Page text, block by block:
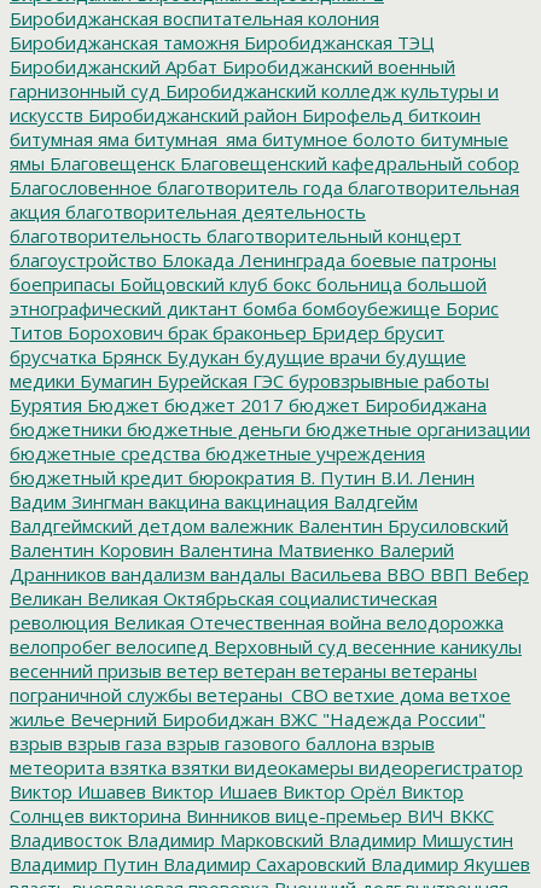
Биробиджанская воспитательная колония
Биробиджанская таможня Биробиджанская ТЭЦ
Биробиджанский Арбат Биробиджанский военный
гарнизонный суд Биробиджанский колледж культуры и
искусств Биробиджанский район Бирофельд биткоин
битумная яма битумная_яма битумное болото битумные
ямы Благовещенск Благовещенский кафедральный собор
Благословенное благотворитель года благотворительная
акция благотворительная деятельность
благотворительность благотворительный концерт
благоустройство Блокада Ленинграда боевые патроны
боеприпасы Бойцовский клуб бокс больница большой
этнографический диктант бомба бомбоубежище Борис
Титов Борохович брак браконьер Бридер брусит
брусчатка Брянск Будукан будущие врачи будущие
медики Бумагин Бурейская ГЭС буровзрывные работы
Бурятия Бюджет бюджет 2017 бюджет Биробиджана
бюджетники бюджетные деньги бюджетные организации
бюджетные средства бюджетные учреждения
бюджетный кредит бюрократия В. Путин В.И. Ленин
Вадим Зингман вакцина вакцинация Валдгейм
Валдгеймский детдом валежник Валентин Брусиловский
Валентин Коровин Валентина Матвиенко Валерий
Дранников вандализм вандалы Васильева ВВО ВВП Вебер
Великан Великая Октябрьская социалистическая
революция Великая Отечественная война велодорожка
велопробег велосипед Верховный суд весенние каникулы
весенний призыв ветер ветеран ветераны ветераны
пограничной службы ветераны_СВО ветхие дома ветхое
жилье Вечерний Биробиджан ВЖС "Надежда России"
взрыв взрыв газа взрыв газового баллона взрыв
метеорита взятка взятки видеокамеры видеорегистратор
Виктор Ишавев Виктор Ишаев Виктор Орёл Виктор
Солнцев викторина Винников вице-премьер ВИЧ ВККС
Владивосток Владимир Марковский Владимир Мишустин
Владимир Путин Владимир Сахаровский Владимир Якушев